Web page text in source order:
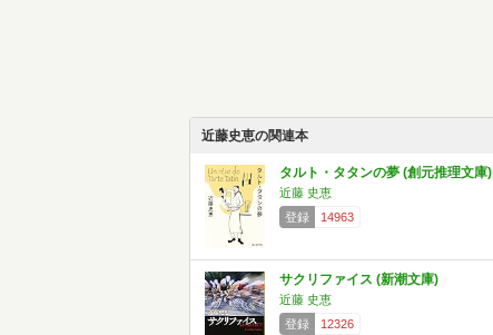
近藤史恵の関連本
タルト・タタンの夢 (創元推理文庫)
近藤 史恵
登録
14963
サクリファイス (新潮文庫)
近藤 史恵
登録
12326